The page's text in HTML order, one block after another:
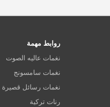
روابط مهمة
نغمات عاليه الصوت
نغمات سامسونج
نغمات رسائل قصيرة
رنات تركية